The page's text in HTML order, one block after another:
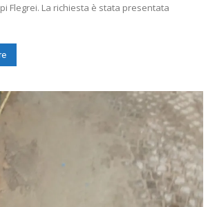
Flegrei. La richiesta è stata presentata